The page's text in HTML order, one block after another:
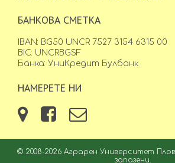
БАНКОВА СМЕТКА
IBAN: BG50 UNCR 7527 3154 6315 00
BIC: UNCRBGSF
Банка: УниКредит Булбанк
НАМЕРЕТЕ НИ
© 2008-2026 Аграрен Университет
запазени.